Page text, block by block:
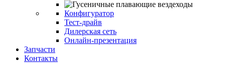
Конфигуратор
Тест-драйв
Дилерская сеть
Онлайн-презентация
Запчасти
Контакты